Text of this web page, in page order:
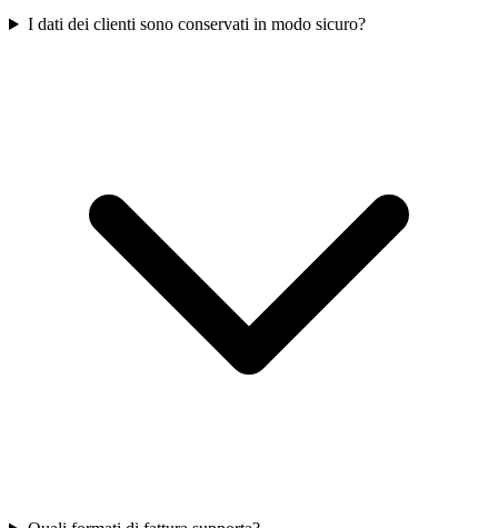
I dati dei clienti sono conservati in modo sicuro?